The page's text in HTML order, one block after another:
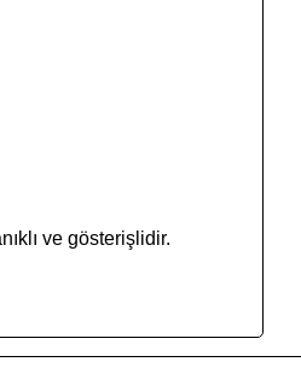
ve gösterişlidir.